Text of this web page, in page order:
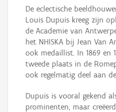
Downloads
Hergebruik
De eclectische
Louis Dupuis kreeg zijn
de Academie van
het NHISKA bij Jean Van
ook medaillist. In 1869 en
tweede plaats in de
ook regelmatig deel aan
Dupuis is vooral gekend
prominenten, maar